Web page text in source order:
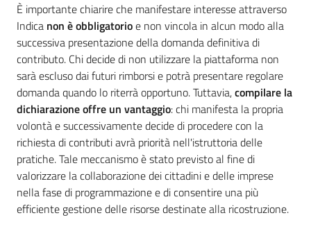
È importante chiarire che manifestare interesse attraverso
Indica non è obbligatorioe non vincola in alcun modo alla
successiva presentazione della domanda definitiva di
contributo. Chi decide di non utilizzare la piattaforma non
sarà escluso dai futuri rimborsi e potrà presentare regolare
domanda quando lo riterrà opportuno. Tuttavia,compilare la
dichiarazione offre un vantaggio: chi manifesta la propria
volontà e successivamente decide di procedere con la
richiesta di contributi avrà priorità nell'istruttoria delle
pratiche. Tale meccanismo è stato previsto al fine di
valorizzare la collaborazione dei cittadini e delle imprese
nella fase di programmazione e di consentire una più
efficiente gestione delle risorse destinate alla ricostruzione.